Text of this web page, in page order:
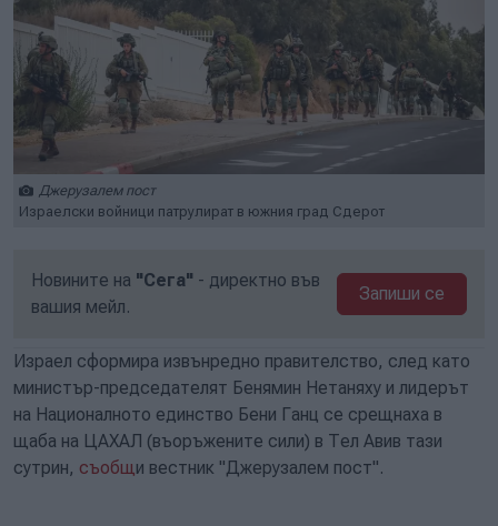
Джерузалем пост
Израелски войници патрулират в южния град Сдерот
Новините на "Сега" - директно във
вашия мейл.
Запиши се
Израел сформира извънредно правителство, след като
министър-председателят Бенямин Нетаняху и лидерът
на Националното единство Бени Ганц се срещнаха в
щаба на ЦАХАЛ (въоръжените сили) в Тел Авив тази
сутрин, съобщи вестник "Джерузалем пост".